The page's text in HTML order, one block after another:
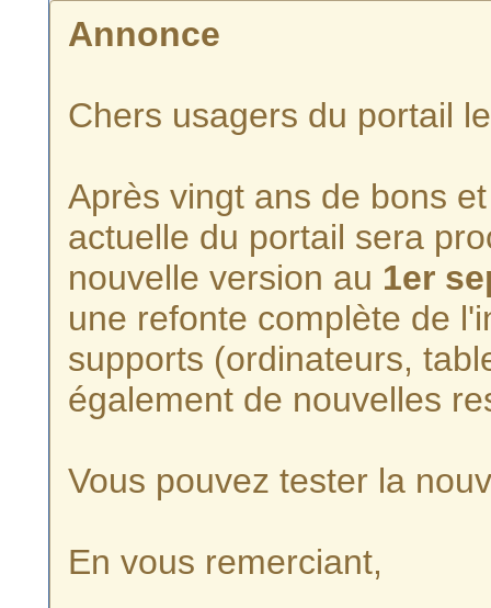
Annonce
Chers usagers du portail
Après vingt ans de bons
actuelle du portail sera
nouvelle version au 1er
une refonte complète de
supports (ordinateurs,
également de nouvelles
Vous pouvez tester la
En vous remerciant,